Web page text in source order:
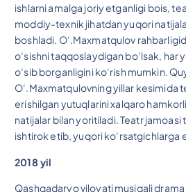
ishlarni amalga joriy etganligi bois,
moddiy-texnik jihatdan yuqori
boshladi. O‘.Maxmatqulov
o‘sishni taqqoslaydigan bo‘lsak, har
o‘sib borganligini ko‘rish mumkin.
O‘.Maxmatqulovning yillar kesimida
erishilgan yutuqlarini xalqaro
natijalar bilan yoritiladi. Teatr
ishtirok etib, yuqori ko‘rsatgichlarga
2018 yil
Qashqadaryo viloyati musiqali